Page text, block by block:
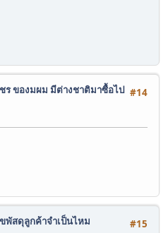
#14
ชร ของมผม มีต่างชาติมาซื้อไป
#15
พัสดุลูกค้าจำเป็นไหม